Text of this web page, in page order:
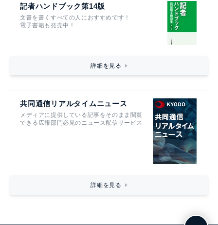
記者ハンドブック第14版
文書を書くすべての人におすすめです！
電子書籍も発売中！
詳細を見る
共同通信リアルタイムニュース
メディアに提供している記事をそのまま閲覧
できる広報部門必見のニュース配信サービス
詳細を見る